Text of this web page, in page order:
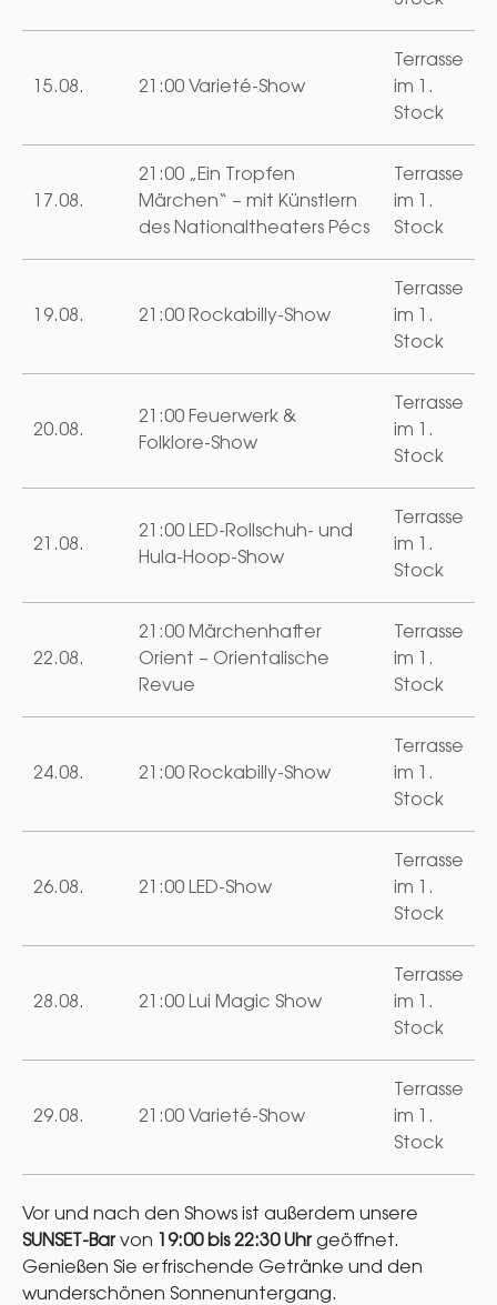
15.08. 21:00 Varieté-Show
Terrasse
im 1.
Stock
17.08.
21:00 „Ein Tropfen
Märchen“ – mit Künstlern
des Nationaltheaters Pécs
Terrasse
im 1.
Stock
19.08. 21:00 Rockabilly-Show
Terrasse
im 1.
Stock
20.08.
21:00 Feuerwerk &
Folklore-Show
Terrasse
im 1.
Stock
21.08.
21:00 LED-Rollschuh- und
Hula-Hoop-Show
Terrasse
im 1.
Stock
22.08.
21:00 Märchenhafter
Orient – Orientalische
Revue
Terrasse
im 1.
Stock
24.08. 21:00 Rockabilly-Show
Terrasse
im 1.
Stock
26.08. 21:00 LED-Show
Terrasse
im 1.
Stock
28.08. 21:00 Lui Magic Show
Terrasse
im 1.
Stock
29.08. 21:00 Varieté-Show
Terrasse
im 1.
Stock
Vor und nach den Shows ist außerdem unsere
SUNSET-Barvon 19:00 bis 22:30 Uhrgeöffnet.
Genießen Sie erfrischende Getränke und den
wunderschönen Sonnenuntergang.